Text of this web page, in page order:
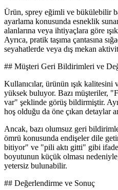
Ürün, sprey eğimli ve bükülebilir
ayarlama konusunda esneklik
alanlarına veya ihtiyaçlara göre
Ayrıca, pratik taşıma çantasına
seyahatlerde veya dış mekan
## Müşteri Geri Bildirimleri ve
Kullanıcılar, ürünün ışık kalitesini
yüksek buluyor. Bazı müşteriler,
var" şeklinde görüş bildirmiştir.
hoş olduğu da öne çıkan detaylar
Ancak, bazı olumsuz geri
ömrü konusunda endişeler dile
bitiyor" ve "pili aktı gitti" gibi
boyutunun küçük olması
yetersiz bulunabilir.
## Değerlendirme ve Sonuç